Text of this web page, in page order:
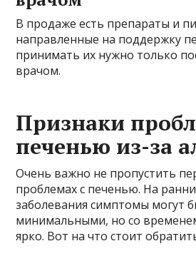
В продаже есть препараты и
направленные на поддержку
принимать их нужно только
врачом.
Признаки
печенью из-за
Очень важно не пропустить
проблемах с печенью. На
заболевания симптомы могут
минимальными, но со
ярко. Вот на что стоит